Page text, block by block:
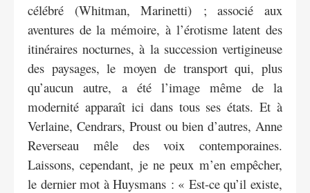
célébré (Whitman, Marinetti) ; associé aux
aventures de la mémoire, à l’érotisme latent des
itinéraires nocturnes, à la succession vertigineuse
des paysages, le moyen de transport qui, plus
qu’aucun autre, a été l’image même de la
modernité apparaît ici dans tous ses états. Et à
Verlaine, Cendrars, Proust ou bien d’autres, Anne
Reverseau mêle des voix contemporaines.
Laissons, cependant, je ne peux m’en empêcher,
le dernier mot à Huysmans : « Est-ce qu’il existe,